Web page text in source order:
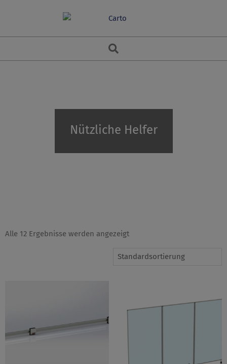
Search
Nützliche Helfer
Alle 12 Ergebnisse werden angezeigt